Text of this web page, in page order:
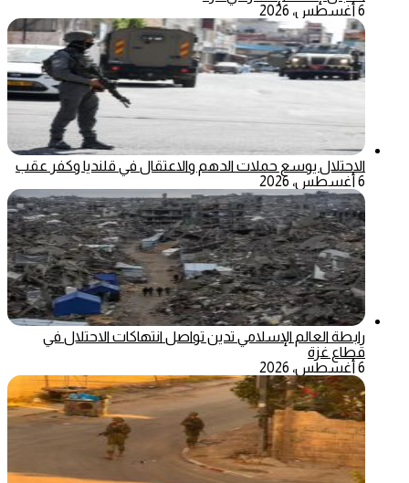
6 أغسطس، 2026
الاحتلال يوسع حملات الدهم والاعتقال في قلنديا وكفر عقب
6 أغسطس، 2026
رابطة العالم الإسلامي تدين تواصل انتهاكات الاحتلال في
قطاع غزة
6 أغسطس، 2026